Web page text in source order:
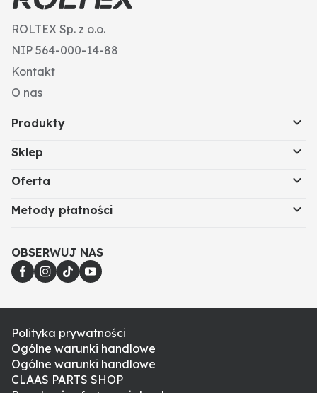
ROLTEX Sp. z o.o.
NIP 564-000-14-88
Kontakt
O nas
Produkty
Sklep
Oferta
Metody płatności
OBSERWUJ NAS
Polityka prywatności
Ogólne warunki handlowe
Ogólne warunki handlowe
CLAAS PARTS SHOP